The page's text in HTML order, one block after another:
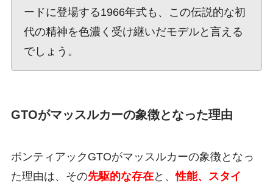
ードに登場する1966年式も、この伝説的な初
代の精神を色濃く受け継いだモデルと言える
でしょう。
GTOがマッスルカーの象徴となった理由
ポンティアックGTOがマッスルカーの象徴となっ
た理由は、その先駆的な存在と、性能、スタイ